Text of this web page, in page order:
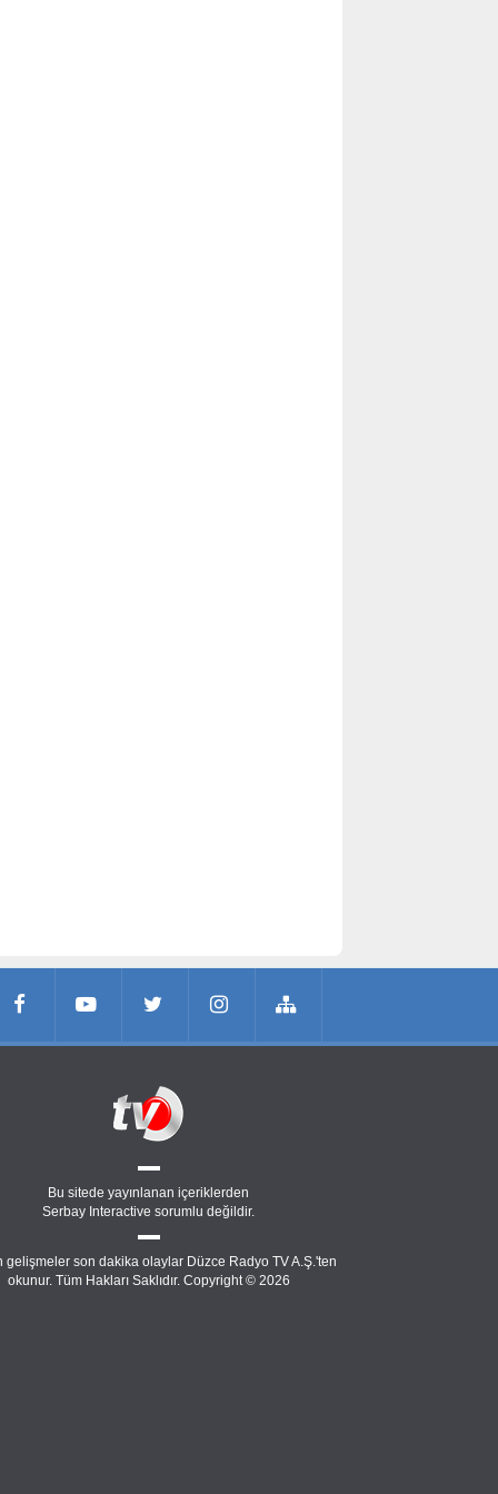
Bu sitede yayınlanan içeriklerden
Serbay Interactive sorumlu değildir.
gelişmeler son dakika olaylar Düzce Radyo TV A.Ş.'ten
okunur. Tüm Hakları Saklıdır. Copyright © 2026